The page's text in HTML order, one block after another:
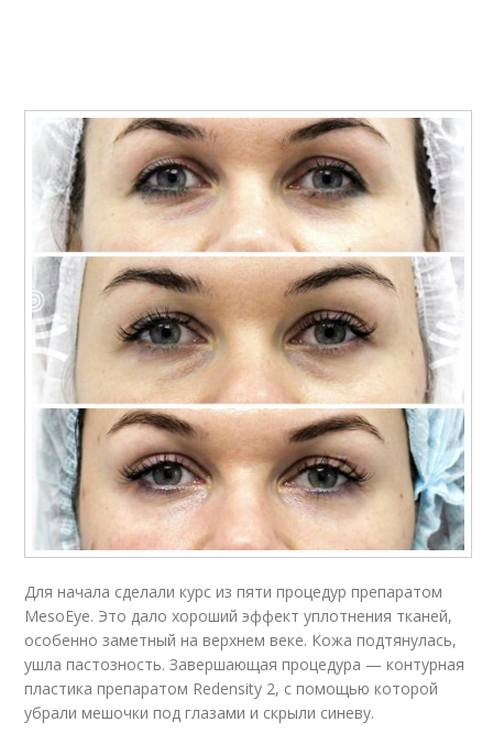
Для начала сделали курс из пяти процедур препаратом
MesoEye. Это дало хороший эффект уплотнения тканей,
особенно заметный на верхнем веке. Кожа подтянулась,
ушла пастозность. Завершающая процедура — контурная
пластика препаратом Redensity 2, с помощью которой
убрали мешочки под глазами и скрыли синеву.